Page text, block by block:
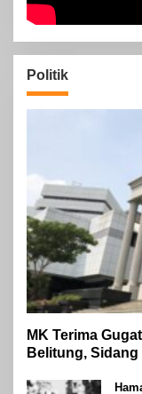
Politik
MK Terima
Belitung,